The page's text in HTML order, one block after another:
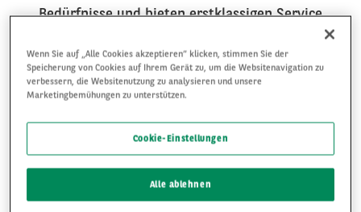
Bedürfnisse und bieten erstklassigen Service
der Suche nach Fahrzeugen? Registrieren Sie
sich jetzt und wählen Sie aus einer Vielzahl
unserer Fahrzeuge.
UNSER ERFOLGSREZEPT FÜR EIN QUALITATIVES
Wenn Sie auf „Alle Cookies akzeptieren“ klicken, stimmen Sie der
Speicherung von Cookies auf Ihrem Gerät zu, um die Websitenavigation zu
verbessern, die Websitenutzung zu analysieren und unsere
Marketingbemühungen zu unterstützen.
Cookie-Einstellungen
Alle ablehnen